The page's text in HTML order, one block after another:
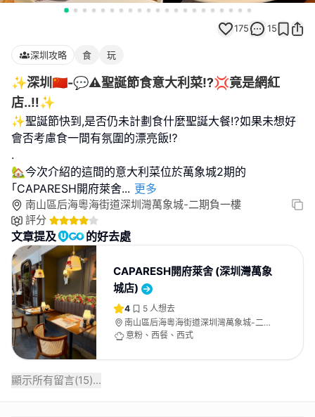
175 15
深圳攻略 食 玩
✨深圳🇨🇳-💬⚠️聖誕節食意大利菜⁉️💢竟是網紅
店..‼️✨
✨聖誕節快到,是否仍未計劃食什麼聖誕大餐⁉️如果未想好
會否考慮食一間有氛圍的漂亮飯⁉️
.
🏡今次介紹的這間的意大利菜位於萬象城2期的
｢CAPARESH開府萊舍... 更多
南山區后海粵海街道深圳灣萬象城-二期負一樓
評分
文章提及 的好去處
CAPARESH開府萊舍 (深圳灣萬象
城店)
4 5 人想去
南山區后海粵海街道深圳灣萬象城-二期
負一樓
意粉、西餐、西式
顯示所有留言(15)...